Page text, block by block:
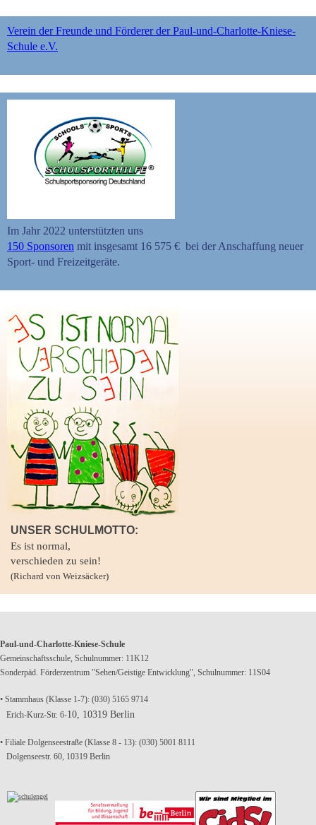
Verein der Freunde und Förderer der Paul-und-Charlotte-Kniese-
Schule e.V.
Im Jahr 2022 unterstützten uns
150 Sponsoren mit insgesamt 16 575 € bei der Anschaffung neuer
Sport- und Freizeitgeräte.
UNSER SCHULMOTTO:
Es ist normal,
verschieden zu sein!
(Richard von Weizsäcker)
Paul-und-Charlotte-Kniese-Schule
Gemeinschaftsschule, Schulnummer: 11K12
Sonderpäd. Förderzentrum "Sehen/Geistige Entwicklung", Schulnummer: 11S04
• Stammhaus (Klasse 1-7): (030) 5165 9714
Erich-Kurz-Str. 6-10, 10319 Berlin
• Filiale Dolgenseestraße (Klasse 8 - 13): (030) 5001 8111
Dolgenseestr. 60, 10319 Berlin